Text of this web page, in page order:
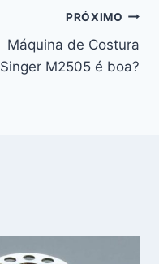
PRÓXIMO
Máquina de Costura
Singer M2505 é boa?